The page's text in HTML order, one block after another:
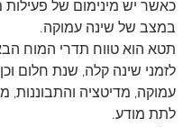
כאשר יש מינימום של פעילות
במצב של שינה עמוקה.
תטא הוא טווח תדרי המוח
לזמני שינה קלה, שנת חלום
עמוקה, מדיטציה והתבוננות,
לתת מודע.